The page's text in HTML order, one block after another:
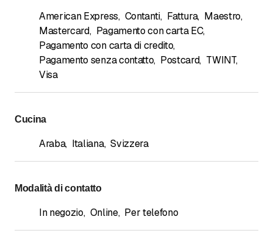
American Express, Contanti, Fattura, Maestro,
Mastercard, Pagamento con carta EC,
Pagamento con carta di credito,
Pagamento senza contatto, Postcard, TWINT,
Visa
Cucina
Araba, Italiana, Svizzera
Modalità di contatto
In negozio, Online, Per telefono